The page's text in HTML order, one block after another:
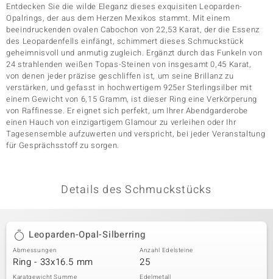
Entdecken Sie die wilde Eleganz dieses exquisiten Leoparden-
Opalrings, der aus dem Herzen Mexikos stammt. Mit einem
beeindruckenden ovalen Cabochon von 22,53 Karat, der die Essenz
des Leopardenfells einfängt, schimmert dieses Schmuckstück
geheimnisvoll und anmutig zugleich. Ergänzt durch das Funkeln von
24 strahlenden weißen Topas-Steinen von insgesamt 0,45 Karat,
von denen jeder präzise geschliffen ist, um seine Brillanz zu
verstärken, und gefasst in hochwertigem 925er Sterlingsilber mit
einem Gewicht von 6,15 Gramm, ist dieser Ring eine Verkörperung
von Raffinesse. Er eignet sich perfekt, um Ihrer Abendgarderobe
einen Hauch von einzigartigem Glamour zu verleihen oder Ihr
Tagesensemble aufzuwerten und verspricht, bei jeder Veranstaltung
für Gesprächsstoff zu sorgen.
Details des Schmuckstücks
Leoparden-Opal-Silberring
Abmessungen
Ring - 33x16.5 mm
Anzahl Edelsteine
25
Karatgewicht Summe Edelmetall